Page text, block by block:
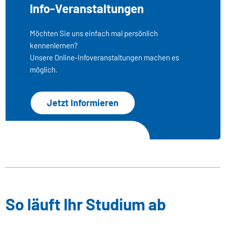
Info-Veranstaltungen
Möchten Sie uns einfach mal persönlich
kennenlernen?
Unsere Online-Infoveranstaltungen machen es
möglich.
Jetzt Informieren
So läuft Ihr Studium ab